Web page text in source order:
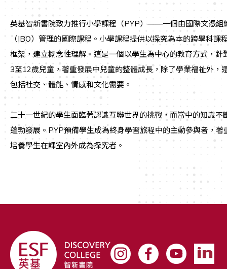
英基智新書院致力推行小學課程（PYP）——一個由國際文憑組
（IBO）管理的國際課程。小學課程提供以探究為本的跨學科課
框架，建立概念性理解。這是一個以學生為中心的教育方式，針
3至12歲兒童，著重發展中兒童的整體成長，除了學業福祉外，
包括社交、體能、情感和文化需要。
二十一世紀的學生面臨著認識互聯世界的挑戰，而當中的知識不
蓬勃發展。PYP預備學生成為終身學習旅程中的主動參與者，著
培養學生在課室內外成為探究者。